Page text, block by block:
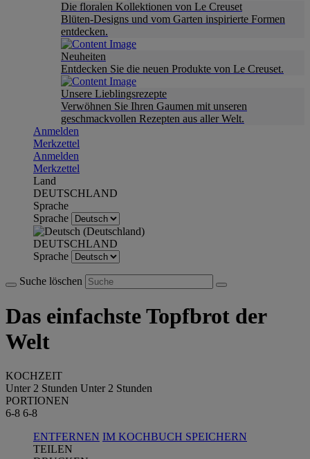
Die floralen Kollektionen von Le Creuset
Blüten-Designs und vom Garten inspirierte Formen
entdecken.
Neuheiten
Entdecken Sie die neuen Produkte von Le Creuset.
Unsere Lieblingsrezepte
Verwöhnen Sie Ihren Gaumen mit unseren
geschmackvollen Rezepten aus aller Welt.
Anmelden
Merkzettel
Anmelden
Merkzettel
Land
DEUTSCHLAND
Sprache
Sprache
DEUTSCHLAND
Sprache
Suche löschen
Das einfachste Topfbrot der
Welt
KOCHZEIT
Unter 2 Stunden Unter 2 Stunden
PORTIONEN
6-8 6-8
ENTFERNEN IM KOCHBUCH SPEICHERN
TEILEN